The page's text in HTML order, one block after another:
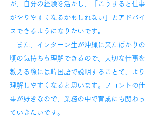
が、自分の経験を活かし、「こうすると仕事
がやりやすくなるかもしれない」とアドバイ
スできるようになりたいです。
また、インターン生が沖縄に来たばかりの
頃の気持ちも理解できるので、大切な仕事を
教える際には韓国語で説明することで、より
理解しやすくなると思います。フロントの仕
事が好きなので、業務の中で育成にも関わっ
ていきたいです。